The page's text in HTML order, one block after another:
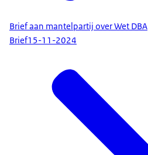
Brief aan mantelpartij over Wet DBA
Brief15-11-2024